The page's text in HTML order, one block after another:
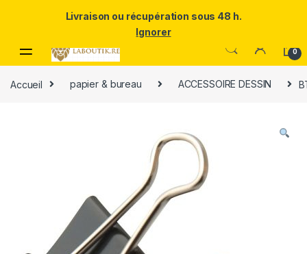
puissance et l'élégance du Samsung Galaxy S25 Ultra à prix réduit.
0
Accueil papier & bureau ACCESSOIRE DESSIN
Livraison ou récupération sous 48 h.
Ignorer